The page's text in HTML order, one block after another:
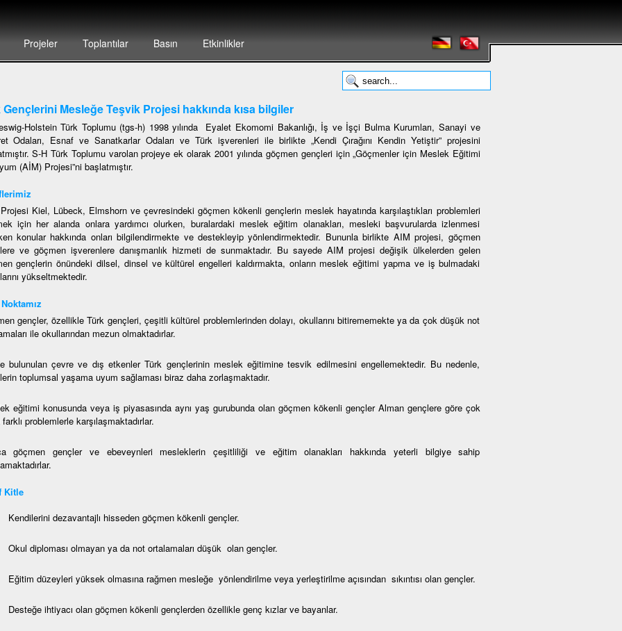
Projeler Toplantılar Basın Etkinlikler
Gençlerini Mesleğe Teşvik Projesi hakkında kısa bilgiler
Holstein Türk Toplumu (tgs-h) 1998 yılında Eyalet Ekomomi Bakanlığı, İş ve İşçi Bulma Kurumları, Sanayi ve
Odaları, Esnaf ve Sanatkarlar Odaları ve Türk işverenleri ile birlikte „Kendi Çırağını Kendin Yetiştir” projesini
S-H Türk Toplumu varolan projeye ek olarak 2001 yılında göçmen gençleri için „Göçmenler için Meslek Eğitimi
(AİM) Projesi”ni başlatmıştır.
Kiel, Lübeck, Elmshorn ve çevresindeki göçmen kökenli gençlerin meslek hayatında karşılaştıkları problemleri
için her alanda onlara yardımcı olurken, buralardaki meslek eğitim olanakları, mesleki başvurularda izlenmesi
konular hakkında onları bilgilendirmekte ve destekleyip yönlendirmektedir. Bununla birlikte AIM projesi, göçmen
ve göçmen işverenlere danışmanlık hizmeti de sunmaktadır. Bu sayede AIM projesi değişik ülkelerden gelen
gençlerin önündeki dilsel, dinsel ve kültürel engelleri kaldırmakta, onların meslek eğitimi yapma ve iş bulmadaki
yükseltmektedir.
Noktamız
gençler, özellikle Türk gençleri, çeşitli kültürel problemlerinden dolayı, okullarını bitirememekte ya da çok düşük not
ile okullarından mezun olmaktadırlar.
bulunulan çevre ve dış etkenler Türk gençlerinin meslek eğitimine tesvik edilmesini engellemektedir. Bu nedenle,
toplumsal yaşama uyum sağlaması biraz daha zorlaşmaktadır.
eğitimi konusunda veya iş piyasasında aynı yaş gurubunda olan göçmen kökenli gençler Alman gençlere göre çok
problemlerle karşılaşmaktadırlar.
göçmen gençler ve ebeveynleri mesleklerin çeşitliliği ve eğitim olanakları hakkında yeterli bilgiye sahip
Kitle
Kendilerini dezavantajlı hisseden göçmen kökenli gençler.
Okul diploması olmayan ya da not ortalamaları düşük olan gençler.
Eğitim düzeyleri yüksek olmasına rağmen mesleğe yönlendirilme veya yerleştirilme açısından sıkıntısı olan gençler.
Desteğe ihtiyacı olan göçmen kökenli gençlerden özellikle genç kızlar ve bayanlar.